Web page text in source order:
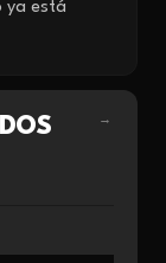
ya está
→